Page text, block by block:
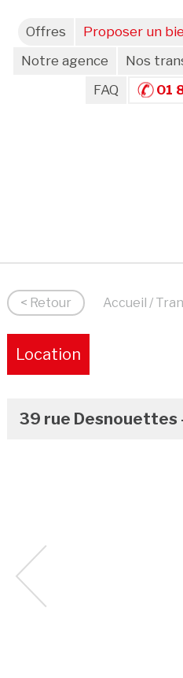
Offres Proposer un
Notre agence
Nos
FAQ
01
< Retour Accueil /
Location
39 rue Desnouettes